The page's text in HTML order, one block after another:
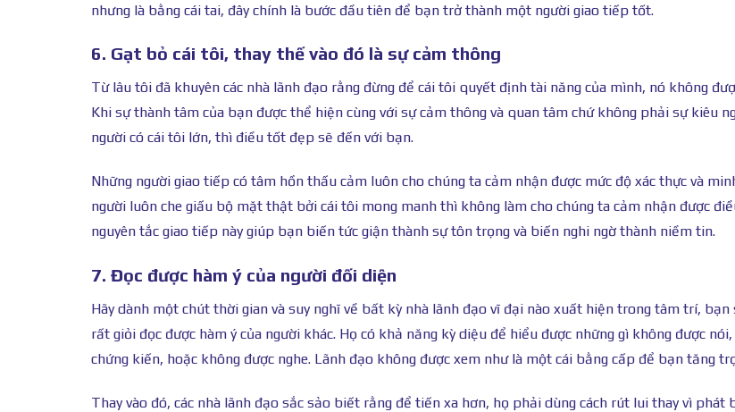
nhưng là bằng cái tai, đây chính là bước đầu tiên để bạn trở thành một người giao tiếp tốt.
6. Gạt bỏ cái tôi, thay thế vào đó là sự cảm thông
Từ lâu tôi đã khuyên các nhà lãnh đạo rằng đừng để cái tôi quyết định tài năng của mình, nó không
Khi sự thành tâm của bạn được thể hiện cùng với sự cảm thông và quan tâm chứ không phải sự kiêu
người có cái tôi lớn, thì điều tốt đẹp sẽ đến với bạn.
Những người giao tiếp có tâm hồn thấu cảm luôn cho chúng ta cảm nhận được mức độ xác thực và
người luôn che giấu bộ mặt thật bởi cái tôi mong manh thì không làm cho chúng ta cảm nhận được
nguyên tắc giao tiếp này giúp bạn biến tức giận thành sự tôn trọng và biến nghi ngờ thành niềm tin.
7. Đọc được hàm ý của người đối diện
Hãy dành một chút thời gian và suy nghĩ về bất kỳ nhà lãnh đạo vĩ đại nào xuất hiện trong tâm trí, bạn
rất giỏi đọc được hàm ý của người khác. Họ có khả năng kỳ diệu để hiểu được những gì không được
chứng kiến, hoặc không được nghe. Lãnh đạo không được xem như là một cái bằng cấp để bạn tăng
Thay vào đó, các nhà lãnh đạo sắc sảo biết rằng để tiến xa hơn, họ phải dùng cách rút lui thay vì phát